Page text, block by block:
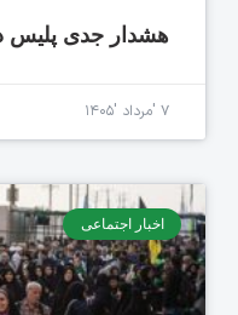
هشدار جدی پلیس
۷ 'مرداد '۱۴۰۵
اخبار اجتماعی